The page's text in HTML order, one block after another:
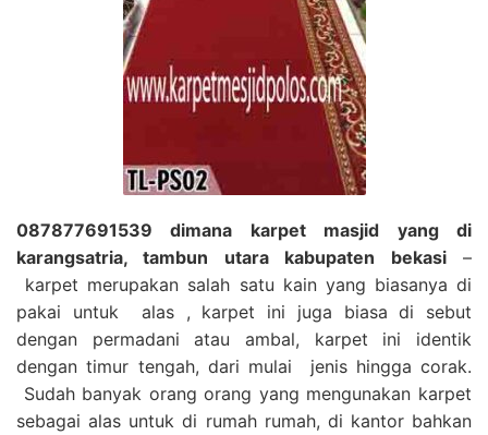
087877691539 dimana karpet masjid yang di
karangsatria, tambun utara kabupaten bekasi–
karpet merupakan salah satu kain yang biasanya di
pakai untuk alas , karpet ini juga biasa di sebut
dengan permadani atau ambal, karpet ini identik
dengan timur tengah, dari mulai jenis hingga corak.
Sudah banyak orang orang yang mengunakan karpet
sebagai alas untuk di rumah rumah, di kantor bahkan